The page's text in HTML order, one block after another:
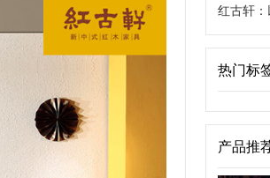
红古轩
热门标
产品推